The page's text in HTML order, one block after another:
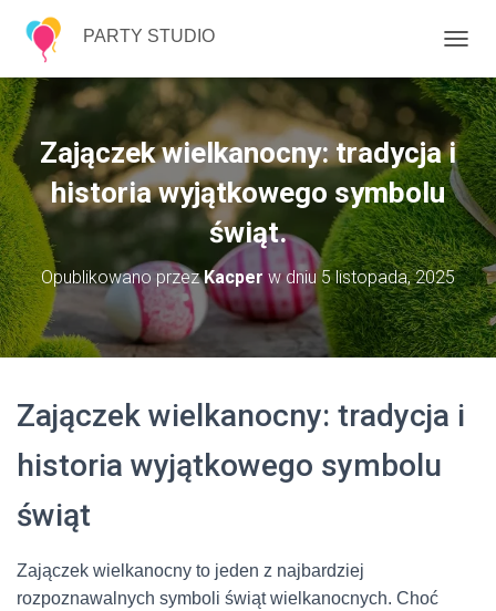
PARTY STUDIO
R
Z
E
Ł
Ą
C
Z
N
A
W
I
G
A
C
Zajączek wielkanocny: tradycja i
historia wyjątkowego symbolu
świąt.
Opublikowano przezKacper w dniu5 listopada, 2025
Zajączek wielkanocny: tradycja i
historia wyjątkowego symbolu
świąt
Zajączek wielkanocny to jeden z najbardziej
rozpoznawalnych symboli świąt wielkanocnych. Choć